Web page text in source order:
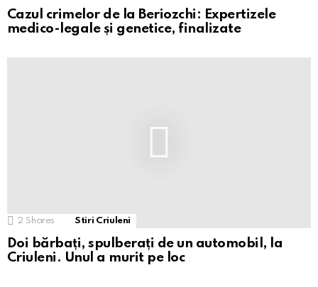
Cazul crimelor de la Beriozchi: Expertizele
medico-legale și genetice, finalizate
2 Shares Stiri Criuleni
Doi bărbați, spulberați de un automobil, la
Criuleni. Unul a murit pe loc